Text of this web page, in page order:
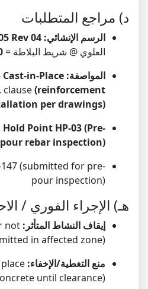
د) مراجع المتطلبات
الرسم الإنشائي: Rev 04
العلوي @ شريط البلاطة =c
المواصفة: Cast-in-Place
, clause(reinforcement
per drawings)
Hold Point HP-03 (Pre-
pour rebar inspection)
147 (submitted for pre-
pour inspection)
هـ) الإجراء الفوري /
إيقاف النشاط المتأثر: not
in affected zone)
منع التغطية/الإخفاء:
until clearance)